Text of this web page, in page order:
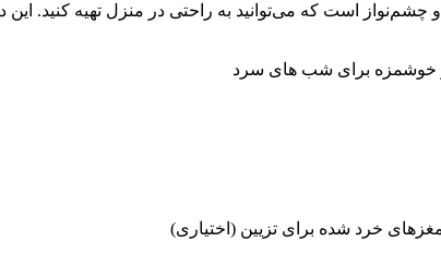
است که می‌توانید به راحتی در منزل تهیه کنید.
خرد شده برای تزیین (اختیاری)